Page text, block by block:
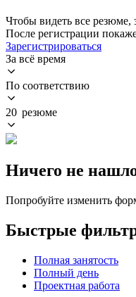
Чтобы видеть все резюме,
После регистрации
Зарегистрироваться
За всё время
По соответствию
20 резюме
Ничего не
Попробуйте изменить
Быстрые
Полная занятость
Полный день
Проектная работа